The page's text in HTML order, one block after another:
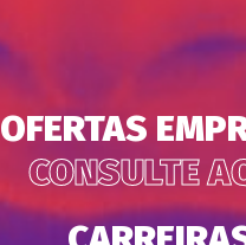
OFERTAS
CONSULTE